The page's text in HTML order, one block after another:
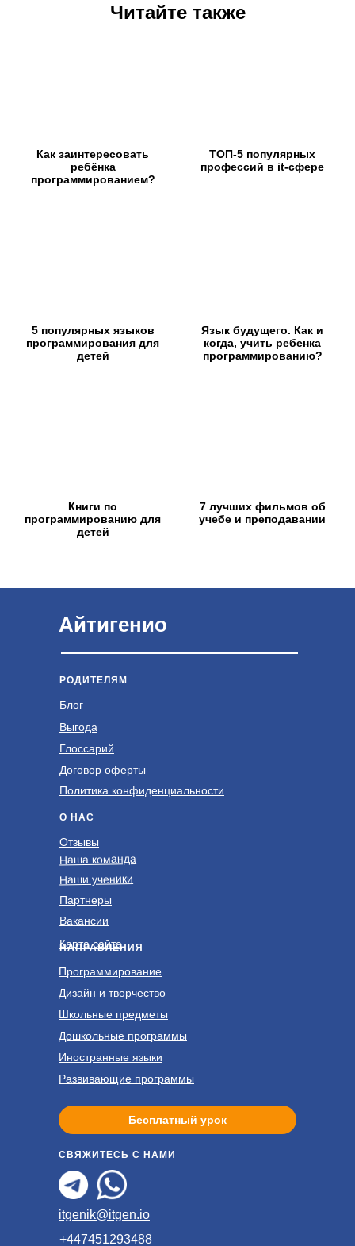
Читайте также
Как заинтересовать
ребёнка
программированием?
ТОП-5 популярных
профессий в it-сфере
5 популярных языков
программирования для
детей
Язык будущего. Как и
когда, учить ребенка
программированию?
Книги по
программированию для
детей
7 лучших фильмов об
учебе и преподавании
РОДИТЕЛЯМ
+447451293488
СВЯЖИТЕСЬ С НАМИ
itgenik@itgen.io
Айтигенио
Договор оферты
Политика конфиденциальности
Глоссарий
Выгода
Блог
НАПРАВЛЕНИЯ
Программирование
Школьные предметы
Дизайн и творчество
Бесплатный урок
Дошкольные программы
Иностранные языки
Развивающие программы
О НАС
Отзывы
Наша команда
Наши ученики
Партнеры
Вакансии
Карта сайта